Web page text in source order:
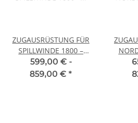
ZUGAUSRÜSTUNG FÜR
SPILLWINDE 1800 –
VERSTÄRKTE
AUSFÜHRUNG FTF 4.5
599,00 € -
859,00 € *